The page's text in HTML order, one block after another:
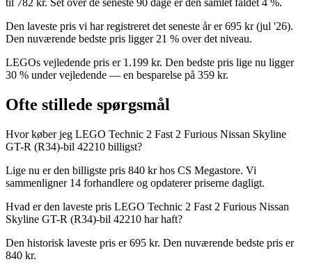
til 782 kr. Set over de seneste 90 dage er den samlet faldet 4 %.
Den laveste pris vi har registreret det seneste år er 695 kr (jul '26).
Den nuværende bedste pris ligger 21 % over det niveau.
LEGOs vejledende pris er 1.199 kr. Den bedste pris lige nu ligger
30 % under vejledende — en besparelse på 359 kr.
Ofte stillede spørgsmål
Hvor køber jeg LEGO Technic 2 Fast 2 Furious Nissan Skyline
GT-R (R34)-bil 42210 billigst?
Lige nu er den billigste pris 840 kr hos CS Megastore. Vi
sammenligner 14 forhandlere og opdaterer priserne dagligt.
Hvad er den laveste pris LEGO Technic 2 Fast 2 Furious Nissan
Skyline GT-R (R34)-bil 42210 har haft?
Den historisk laveste pris er 695 kr. Den nuværende bedste pris er
840 kr.